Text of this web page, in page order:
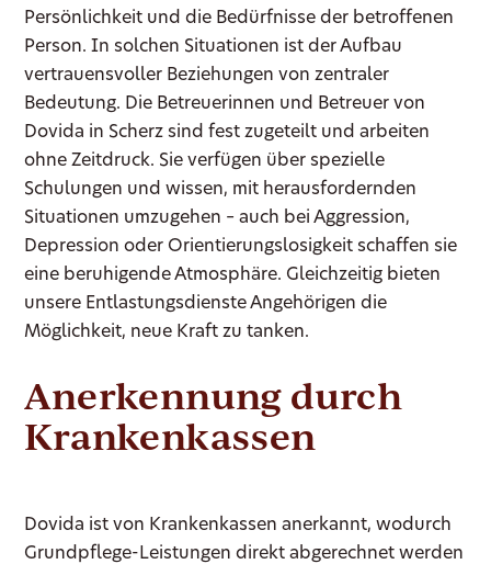
Persönlichkeit und die Bedürfnisse der betroffenen
Person. In solchen Situationen ist der Aufbau
vertrauensvoller Beziehungen von zentraler
Bedeutung. Die Betreuerinnen und Betreuer von
Dovida in Scherz sind fest zugeteilt und arbeiten
ohne Zeitdruck. Sie verfügen über spezielle
Schulungen und wissen, mit herausfordernden
Situationen umzugehen – auch bei Aggression,
Depression oder Orientierungslosigkeit schaffen sie
eine beruhigende Atmosphäre. Gleichzeitig bieten
unsere Entlastungsdienste Angehörigen die
Möglichkeit, neue Kraft zu tanken.
Anerkennung durch
Krankenkassen
Dovida ist von Krankenkassen anerkannt, wodurch
Grundpflege-Leistungen direkt abgerechnet werden